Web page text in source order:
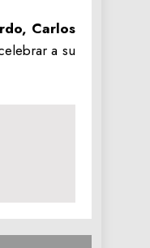
Carlos
a su